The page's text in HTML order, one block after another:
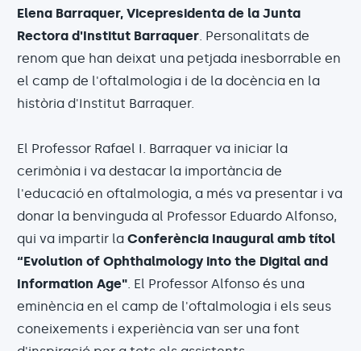
Elena Barraquer, Vicepresidenta de la Junta
Rectora d'Institut Barraquer. Personalitats de
renom que han deixat una petjada inesborrable en
el camp de l'oftalmologia i de la docència en la
història d'Institut Barraquer.
El Professor Rafael I. Barraquer va iniciar la
cerimònia i va destacar la importància de
l'educació en oftalmologia, a més va presentar i va
donar la benvinguda al Professor Eduardo Alfonso,
qui va impartir la Conferència Inaugural amb títol
“Evolution of Ophthalmology into the Digital and
Information Age". El Professor Alfonso és una
eminència en el camp de l'oftalmologia i els seus
coneixements i experiència van ser una font